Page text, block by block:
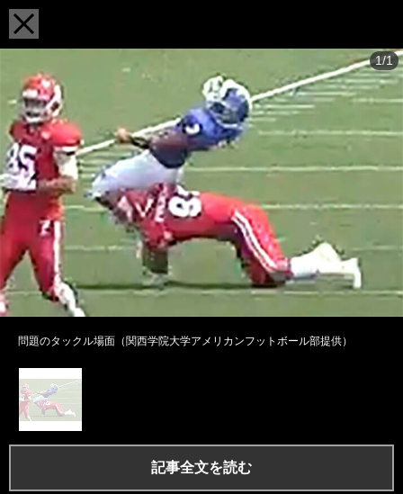
1/1
問題のタックル場面（関西学院大学アメリカンフットボール部提供）
記事全文を読む